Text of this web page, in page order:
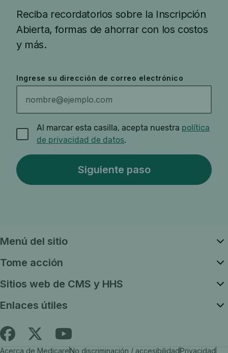
Reciba recordatorios sobre la Inscripción
Abierta, formas de ahorrar con los costos
y más.
Ingrese su dirección de correo electrónico
Al marcar esta casilla, acepta nuestra política
de privacidad de datos.
Menú del sitio
Tome acción
Sitios web de CMS y HHS
Enlaces útiles
BusqueSiga
Busque
Acerca de MedicareNo discriminación / accesibilidadPrivacidad